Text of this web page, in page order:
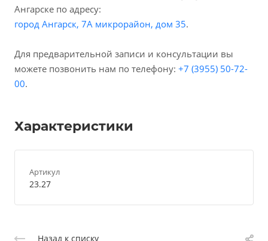
Ангарске по адресу:
город Ангарск, 7А микрорайон, дом 35.
Для предварительной записи и консультации вы
можете позвонить нам по телефону: +7 (3955) 50-72-
00.
Характеристики
Артикул
23.27
Назад к списку